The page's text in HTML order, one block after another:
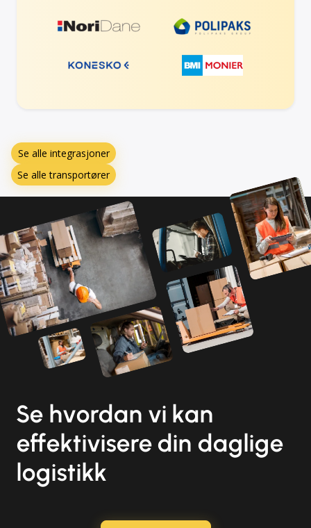
Se alle integrasjoner
Se alle transportører
Se hvordan vi kan
effektivisere din daglige
logistikk